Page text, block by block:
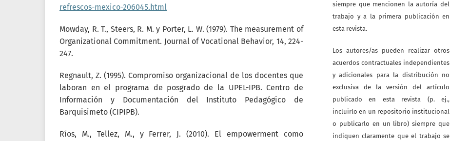
refrescos-mexico-206045.html
Mowday, R. T., Steers, R. M. y Porter, L. W. (1979). The measurement of
Organizational Commitment. Journal of Vocational Behavior, 14, 224-
247.
Regnault, Z. (1995). Compromiso organizacional de los docentes que
laboran en el programa de posgrado de la UPEL-IPB. Centro de
Información y Documentación del Instituto Pedagógico de
Barquisimeto (CIPIPB).
Ríos, M., Tellez, M., y Ferrer, J. (2010). El empowerment como
siempre que mencionen la autoría del
trabajo y a la primera publicación en
esta revista.
Los autores/as pueden realizar otros
acuerdos contractuales independientes
y adicionales para la distribución no
exclusiva de la versión del artículo
publicado en esta revista (p. ej.,
incluirlo en un repositorio institucional
o publicarlo en un libro) siempre que
indiquen claramente que el trabajo se